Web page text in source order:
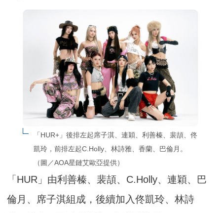
「HUR+」後排左起席子淇、連穎、利善榛、裴頡、佟
凱玲，前排左起C.Holly、林詩雅、香蘭、巴倫月。
（圖／AOA星鏈艾歐亞提供）
「HUR」由利善榛、裴頡、C.Holly、連穎、巴
倫月、席子淇組成，後續加入佟凱玲、林詩